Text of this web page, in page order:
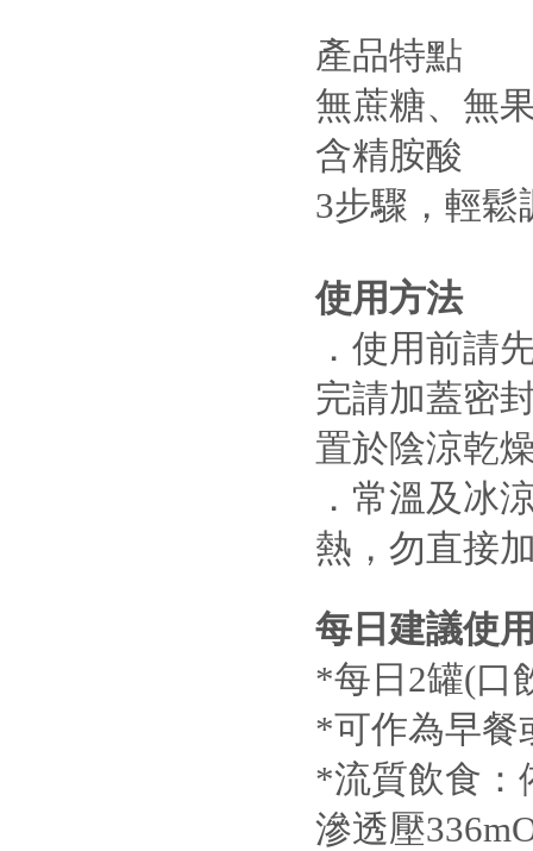
產品特點
無蔗糖、無
含精胺酸
3步驟，輕鬆
使用方法
．使用前請
完請加蓋密
置於陰涼乾
．常溫及冰
熱，勿直接
每日建議使
*每日2罐(口
*可作為早餐
*流質飲食：
滲透壓